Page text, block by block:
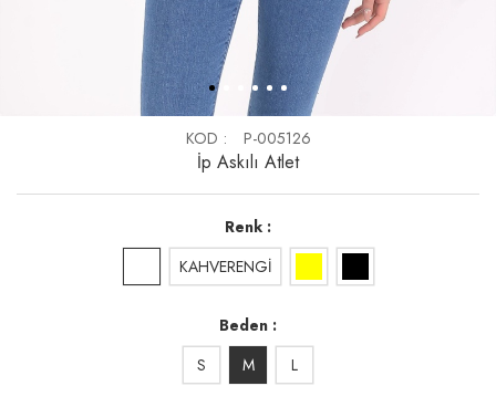
KOD P-005126
İp Askılı Atlet
Renk
KAHVERENGİ
Beden
S
M L